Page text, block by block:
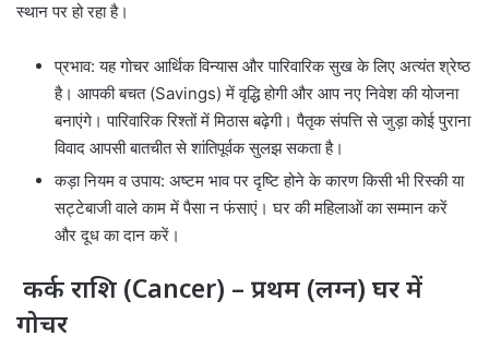
स्थान पर हो रहा है।
प्रभाव: यह गोचर आर्थिक विन्यास और पारिवारिक सुख के लिए अत्यंत श्रेष्ठ
है। आपकी बचत (Savings) में वृद्धि होगी और आप नए निवेश की योजना
बनाएंगे। पारिवारिक रिश्तों में मिठास बढ़ेगी। पैतृक संपत्ति से जुड़ा कोई पुराना
विवाद आपसी बातचीत से शांतिपूर्वक सुलझ सकता है।
कड़ा नियम व उपाय: अष्टम भाव पर दृष्टि होने के कारण किसी भी रिस्की या
सट्टेबाजी वाले काम में पैसा न फंसाएं। घर की महिलाओं का सम्मान करें
और दूध का दान करें।
कर्क राशि (Cancer) – प्रथम (लग्न) घर में
गोचर